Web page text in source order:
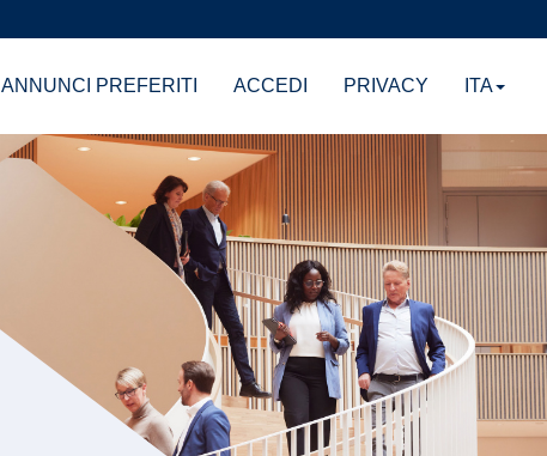
ANNUNCI PREFERITI ACCEDI PRIVACY ITA